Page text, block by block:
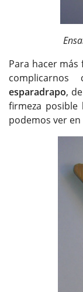
Para hacer
esparadrapo,
firmeza posible
podemos ver en